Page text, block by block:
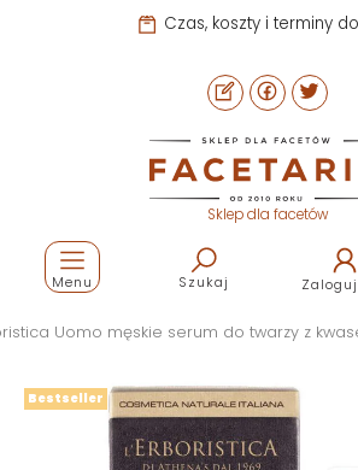
Czas, koszty i terminy
Sklep dla facetów
Szukaj
Menu
Uomo męskie serum do twarzy z
Bestseller